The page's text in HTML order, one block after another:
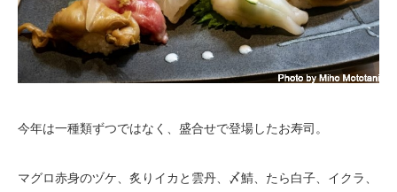
今年は一種類ずつではなく、盛合せで登場したお寿司。
マグロ赤身のヅケ、炙りイカと雲丹、〆鯖、たら白子、イクラ、